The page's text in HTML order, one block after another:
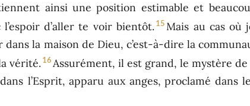
ainsi une position estimable et
l’espoir d’aller te voir bientôt. 15 Mais au cas où
la maison de Dieu, c’est-à-dire la
vérité. 16 Assurément, il est grand, le mystère
l’Esprit, apparu aux anges, proclamé dans